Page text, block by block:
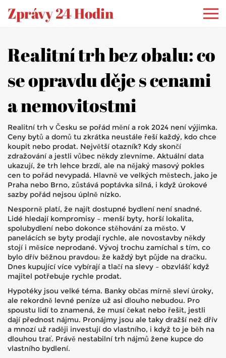
Zprávy 24 Hodin
Realitní trh bez obalu: co
se opravdu děje s cenami
a nemovitostmi
Realitní trh v Česku se pořád mění a rok 2024 není výjimka.
Ceny bytů a domů tu zkrátka neustále řeší každý, kdo chce
koupit nebo prodat. Největší otazník? Kdy skončí
zdražování a jestli vůbec někdy zlevníme. Aktuální data
ukazují, že trh lehce brzdí, ale na nějaký masový pokles
cen to pořád nevypadá. Hlavně ve velkých městech, jako je
Praha nebo Brno, zůstává poptávka silná, i když úrokové
sazby pořád nejsou úplně nízko.
Nesporně platí, že najít dostupné bydlení není snadné.
Lidé hledají kompromisy – menší byty, horší lokalita,
spolubydlení nebo dokonce stěhování za město. V
panelácích se byty prodají rychle, ale novostavby někdy
stojí i měsíce neprodané. Vývoj trochu zamíchal s tím, co
bylo dřív běžnou pravdou: že každý byt půjde na dračku.
Dnes kupující více vybírají a tlačí na slevy – obzvlášť když
majitel potřebuje rychle prodat.
Hypotéky jsou velké téma. Banky občas mírně sleví úroky,
ale rekordně levné peníze už asi dlouho nebudou. Pro
spoustu lidí to znamená, že musí čekat nebo řešit, jestli
dají přednost nájmu. Pronájmy jsou ale taky dražší než dřív
a mnozí už raději investují do vlastního, i když to je běh na
dlouhou trať. Právě nestabilní trh nájmů žene kupce do
vlastního bydlení.